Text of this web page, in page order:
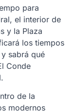
para
el interior de
y la Plaza
los tiempos
sabrá qué
Conde
de la
modernos